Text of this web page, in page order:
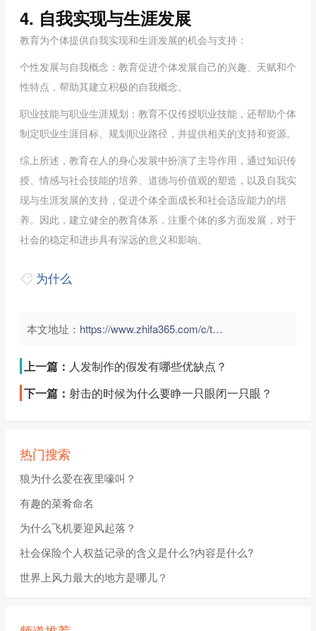
4. 自我实现与生涯发展
教育为个体提供自我实现和生涯发展的机会与支持：
个性发展与自我概念：教育促进个体发展自己的兴趣、天赋和个
性特点，帮助其建立积极的自我概念。
职业技能与职业生涯规划：教育不仅传授职业技能，还帮助个体
制定职业生涯目标、规划职业路径，并提供相关的支持和资源。
综上所述，教育在人的身心发展中扮演了主导作用，通过知识传
授、情感与社会技能的培养、道德与价值观的塑造，以及自我实
现与生涯发展的支持，促进个体全面成长和社会适应能力的培
养。因此，建立健全的教育体系，注重个体的多方面发展，对于
社会的稳定和进步具有深远的意义和影响。
为什么
本文地址： https://www.zhifa365.com/c/t4waLg85rVpWfMv6">
上一篇： 人发制作的假发有哪些优缺点？
下一篇： 射击的时候为什么要睁一只眼闭一只眼？
热门搜索
狼为什么爱在夜里嚎叫？
有趣的菜肴命名
为什么飞机要迎风起落？
社会保险个人权益记录的含义是什么?内容是什么?
世界上风力最大的地方是哪儿？